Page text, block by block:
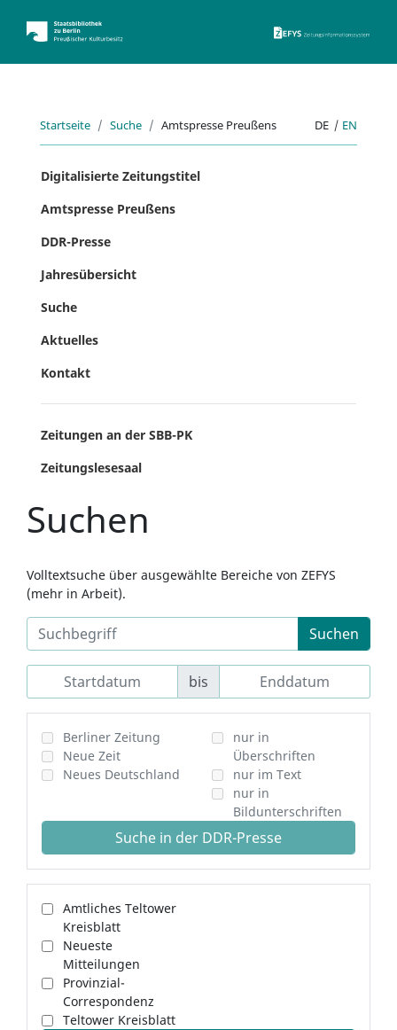
Startseite Suche Amtspresse Preußens DE | EN
Digitalisierte Zeitungstitel
Amtspresse Preußens
DDR-Presse
Jahresübersicht
Suche
Aktuelles
Kontakt
Zeitungen an der SBB-PK
Zeitungslesesaal
Suchen
Volltextsuche über ausgewählte Bereiche von ZEFYS
(mehr in Arbeit).
Suchen
bis
Berliner Zeitung
Neue Zeit
Neues Deutschland
nur in
Überschriften
nur im Text
nur in
Bildunterschriften
Suche in der DDR-Presse
Amtliches Teltower
Kreisblatt
Neueste
Mitteilungen
Provinzial-
Correspondenz
Teltower Kreisblatt